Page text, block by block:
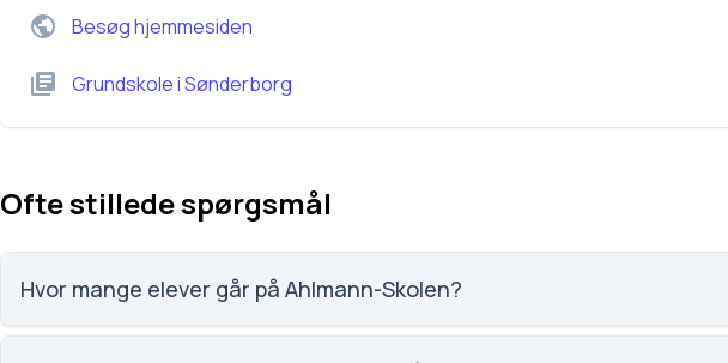
Besøg hjemmesiden
GrundskoleiSønderborg
Ofte stillede spørgsmål
Hvor mange elever går på Ahlmann-Skolen?
Ahlmann-Skolen har 92 elever, hvilket gør den til nummer 1877 ud af 3143 skoler.